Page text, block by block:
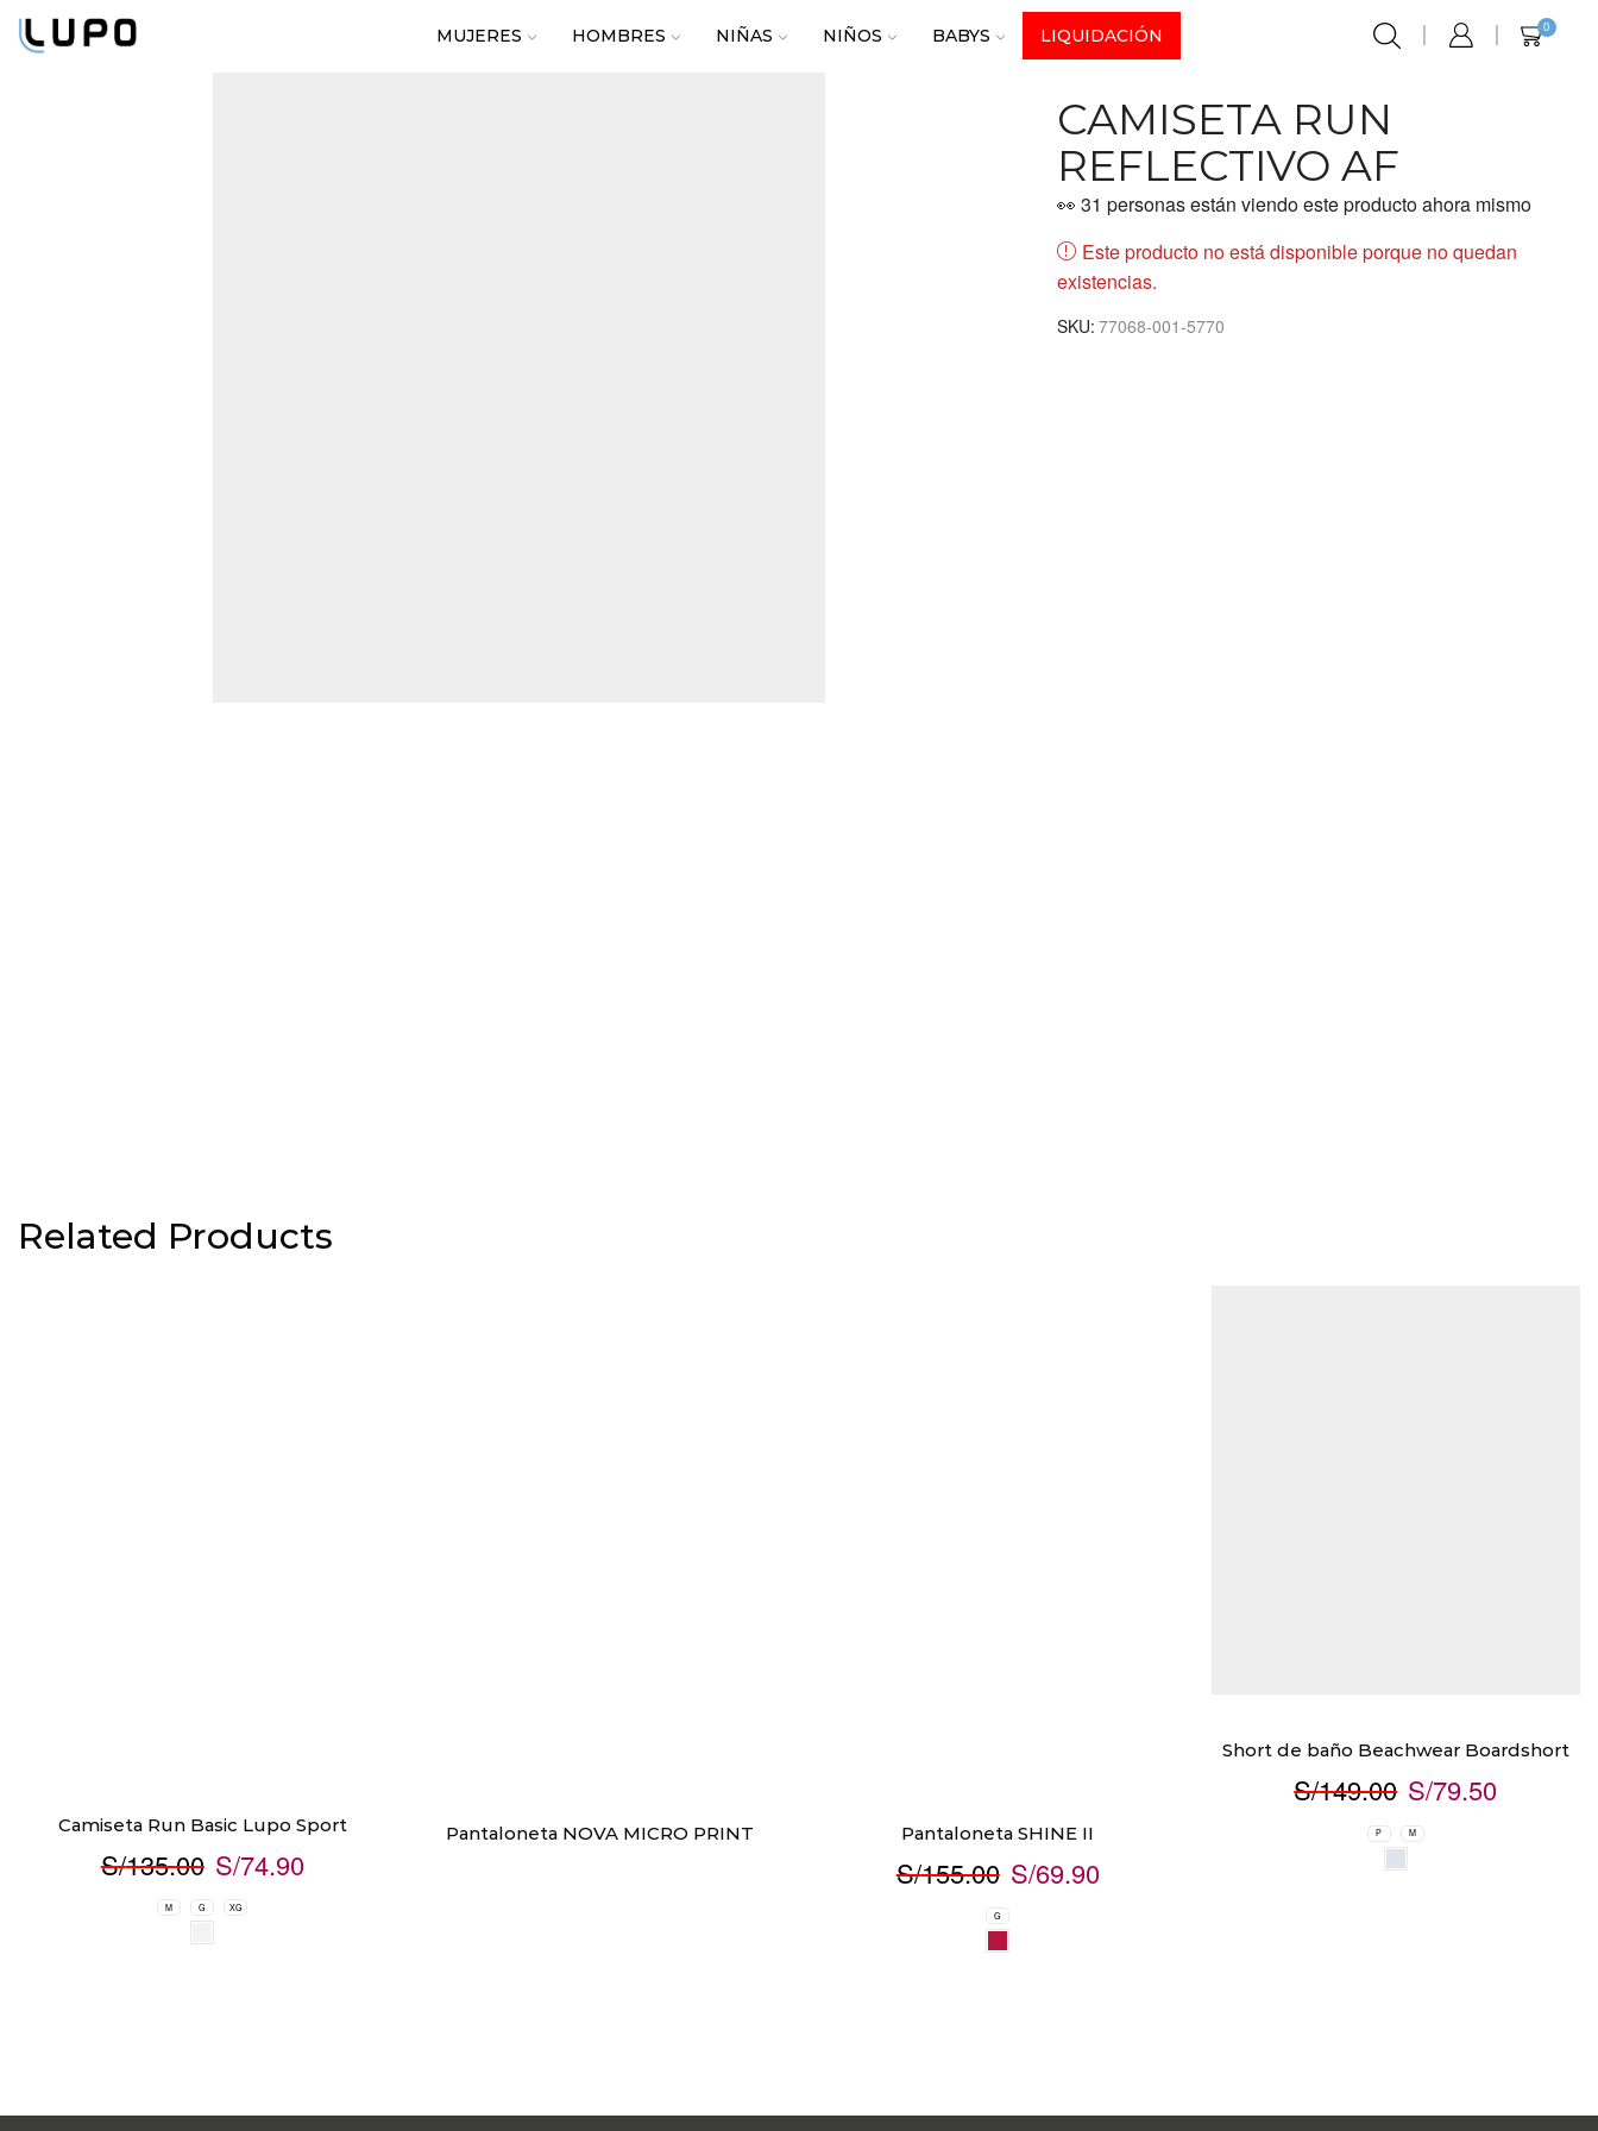
MUJERES HOMBRES NIÑAS NIÑOS BABYS LIQUIDACIÓN 0
CAMISETA RUN
REFLECTIVO AF
👀 31 personas están viendo este producto ahora mismo
Este producto no está disponible porque no quedan
existencias.
SKU: 77068-001-5770
Related Products
Camiseta Run Basic Lupo Sport
S/135.00 S/74.90
M G XG
Pantaloneta NOVA MICRO PRINT Pantaloneta SHINE II
S/155.00 S/69.90
G
Short de baño Beachwear Boardshort
S/149.00 S/79.50
P M